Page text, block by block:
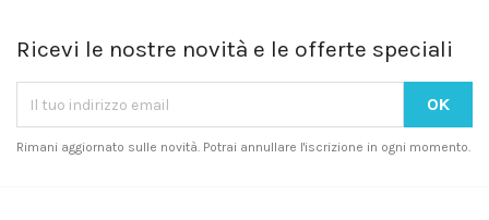
Ricevi le nostre novità e le offerte speciali
Rimani aggiornato sulle novità. Potrai annullare l'iscrizione in ogni momento.